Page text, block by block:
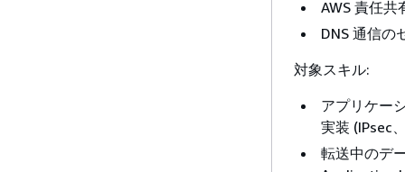
AWS 責任
DNS 通信の
対象スキル:
アプリケー
実装 (IPsec
転送中のデ